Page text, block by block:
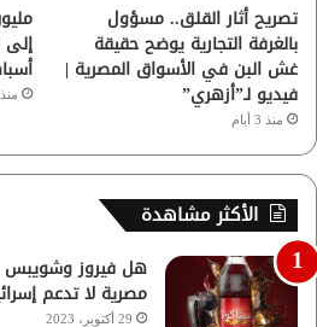
تصريح أثار القلق.. مسؤول
بالغرفة التجارية يوضح حقيقة
غش البن في الأسواق المصرية |
فيديو لـ”أزهري”
منذ 3 أيام
إلى
منذ 5 أيام
الأكثر مشاهدة
هل فيروز وشويبس
مصرية لا تدعم
29 أكتوبر، 2023